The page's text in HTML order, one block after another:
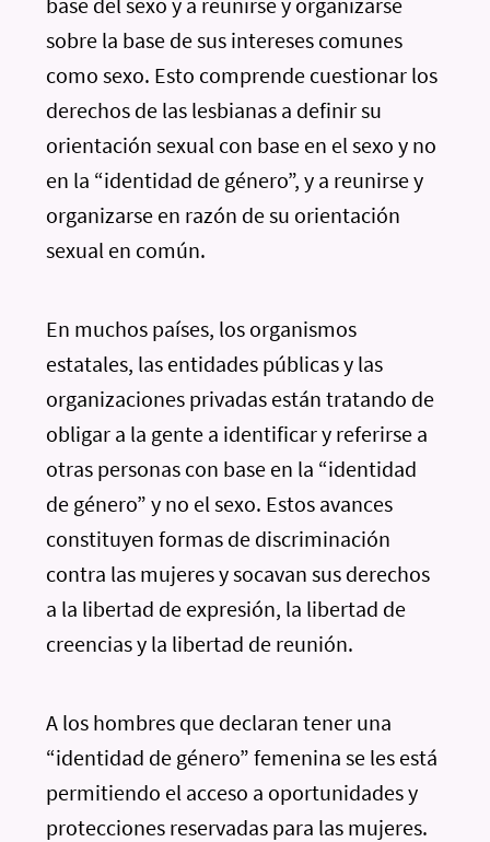
sobre la base de sus intereses comunes
como sexo. Esto comprende cuestionar los
derechos de las lesbianas a definir su
orientación sexual con base en el sexo y no
en la “identidad de género”, y a reunirse y
organizarse en razón de su orientación
sexual en común.
En muchos países, los organismos
estatales, las entidades públicas y las
organizaciones privadas están tratando de
obligar a la gente a identificar y referirse a
otras personas con base en la “identidad
de género” y no el sexo. Estos avances
constituyen formas de discriminación
contra las mujeres y socavan sus derechos
a la libertad de expresión, la libertad de
creencias y la libertad de reunión.
A los hombres que declaran tener una
“identidad de género” femenina se les está
permitiendo el acceso a oportunidades y
protecciones reservadas para las mujeres.